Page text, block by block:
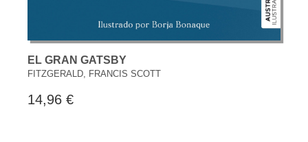
EL GRAN GATSBY
FITZGERALD, FRANCIS SCOTT
14,96 €